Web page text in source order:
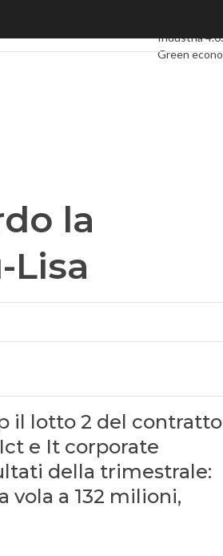
Industria 4.0
Green
la
Lisa
il lotto 2 del contratto
e It corporate
della trimestrale:
vola a 132 milioni,